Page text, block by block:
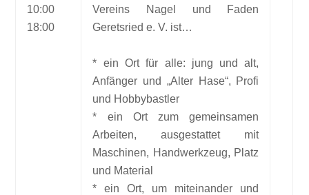
10:00
18:00
Vereins Nagel und Faden
Geretsried e. V. ist…
* ein Ort für alle: jung und alt,
Anfänger und „Alter Hase“, Profi
und Hobbybastler
* ein Ort zum gemeinsamen
Arbeiten, ausgestattet mit
Maschinen, Handwerkzeug, Platz
und Material
* ein Ort, um miteinander und